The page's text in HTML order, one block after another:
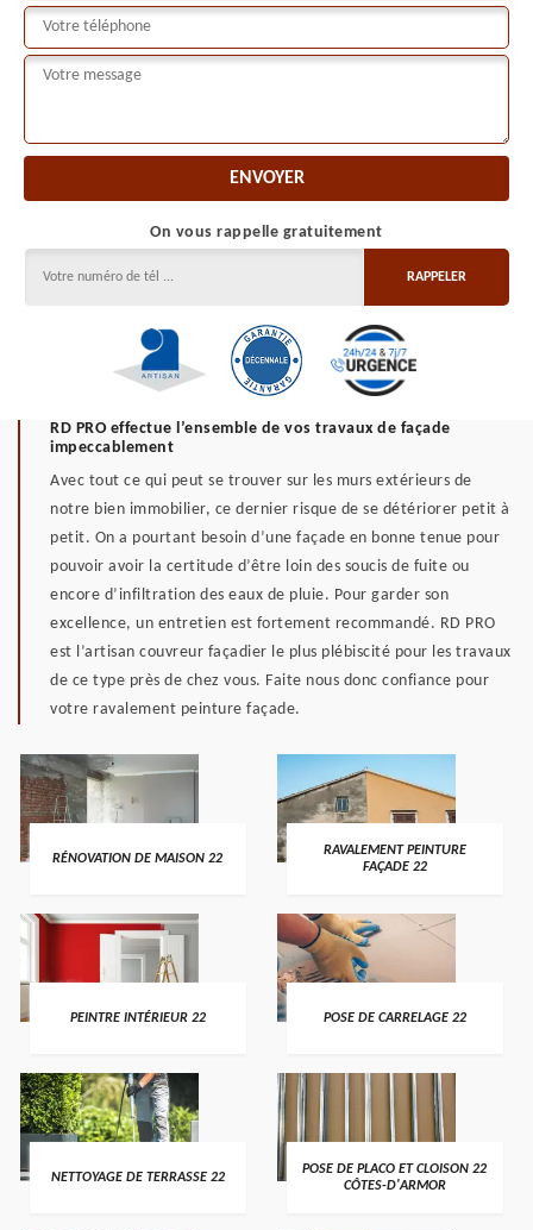
On vous rappelle gratuitement
RD PRO effectue l’ensemble de vos travaux de façade
impeccablement
Avec tout ce qui peut se trouver sur les murs extérieurs de
notre bien immobilier, ce dernier risque de se détériorer petit à
petit. On a pourtant besoin d’une façade en bonne tenue pour
pouvoir avoir la certitude d’être loin des soucis de fuite ou
encore d’infiltration des eaux de pluie. Pour garder son
excellence, un entretien est fortement recommandé. RD PRO
est l’artisan couvreur façadier le plus plébiscité pour les travaux
de ce type près de chez vous. Faite nous donc confiance pour
votre ravalement peinture façade.
RÉNOVATION DE MAISON 22
RAVALEMENT PEINTURE
FAÇADE 22
PEINTRE INTÉRIEUR 22 POSE DE CARRELAGE 22
NETTOYAGE DE TERRASSE 22
POSE DE PLACO ET CLOISON 22
CÔTES-D'ARMOR